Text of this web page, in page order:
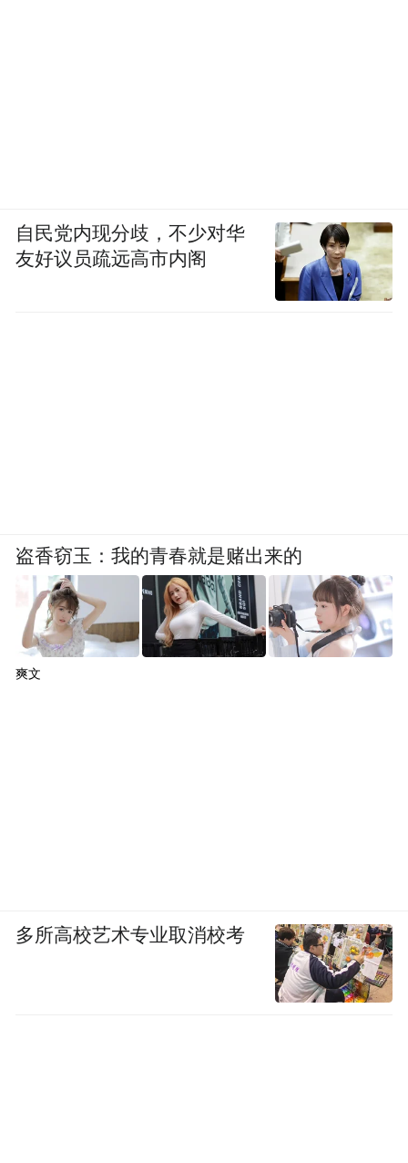
自民党内现分歧，不少对华
友好议员疏远高市内阁
盗香窃玉：我的青春就是赌出来的
爽文
多所高校艺术专业取消校考